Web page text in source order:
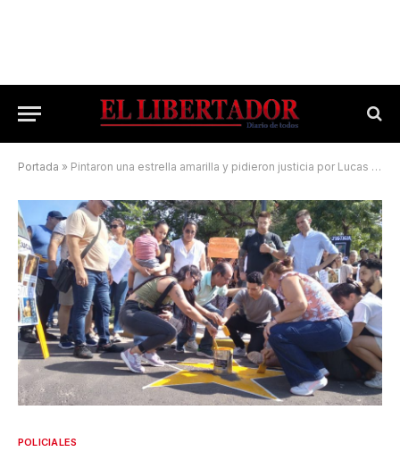
Portada » Pintaron una estrella amarilla y pidieron justicia por Lucas Cabrera
POLICIALES